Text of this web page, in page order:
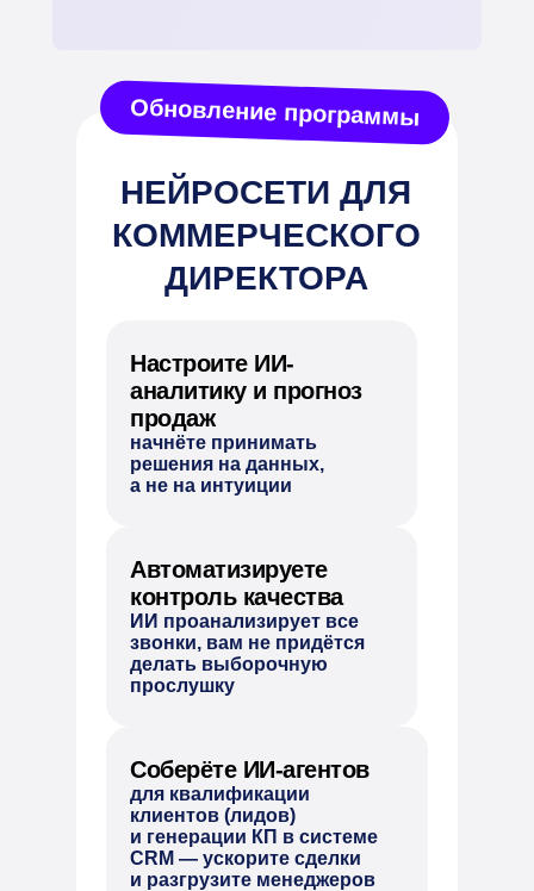
НЕЙРОСЕТИ ДЛЯ
КОММЕРЧЕСКОГО
ДИРЕКТОРА
Обновление программы
Настроите ИИ-
аналитику и прогноз
продаж
начнёте принимать
решения на данных,
а не на интуиции
Автоматизируете
контроль качества
ИИ проанализирует все
звонки, вам не придётся
делать выборочную
прослушку
Соберёте ИИ-агентов
для квалификации
клиентов (лидов)
и генерации КП в системе
CRM — ускорите сделки
и разгрузите менеджеров